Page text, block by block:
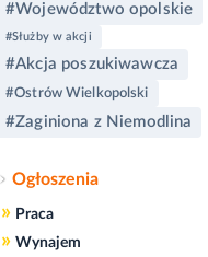
#Województwo opolskie
#Służby w akcji
#Akcja poszukiwawcza
#Ostrów Wielkopolski
#Zaginiona z Niemodlina
Ogłoszenia
» Praca
» Wynajem